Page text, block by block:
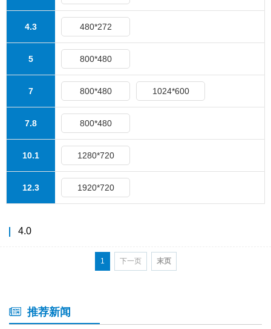
4.3 480*272
5 800*480
7 800*480 1024*600
7.8 800*480
10.1 1280*720
12.3 1920*720
4.0
1 下一页 末页
推荐新闻